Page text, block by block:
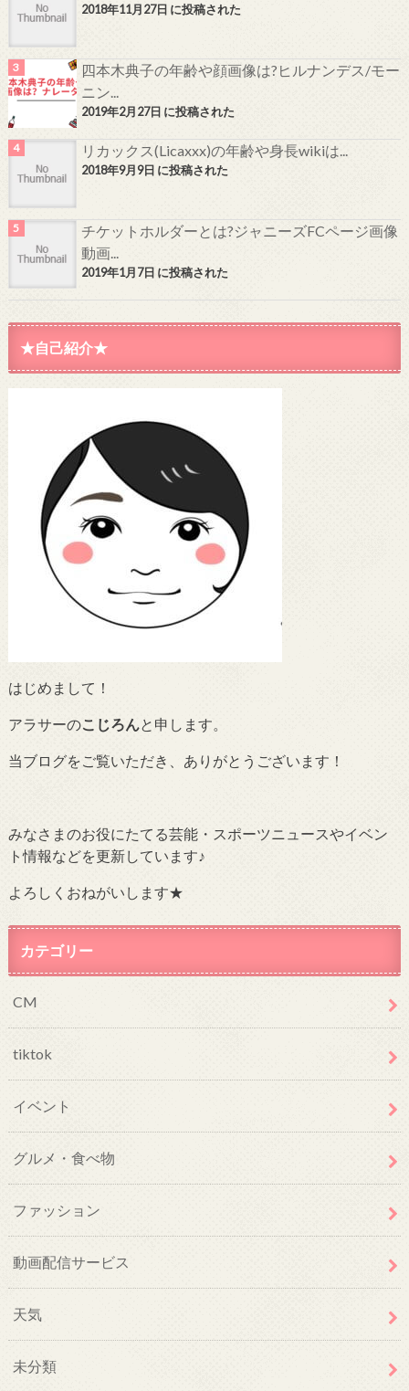
2018年11月27日 に投稿された
四本木典子の年齢や顔画像は?ヒルナンデス/モー
ニン...
2019年2月27日 に投稿された
リカックス(Licaxxx)の年齢や身長wikiは...
2018年9月9日 に投稿された
チケットホルダーとは?ジャニーズFCページ画像
動画...
2019年1月7日 に投稿された
★自己紹介★
はじめまして！
アラサーのこじろんと申します。
当ブログをご覧いただき、ありがとうございます！
みなさまのお役にたてる芸能・スポーツニュースやイベン
ト情報などを更新しています♪
よろしくおねがいします★
カテゴリー
CM
tiktok
イベント
グルメ・食べ物
ファッション
動画配信サービス
天気
未分類